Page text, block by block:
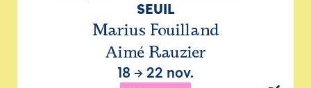
SEUIL
Marius Fouilland
Aimé Rauzier
18 → 22 nov.